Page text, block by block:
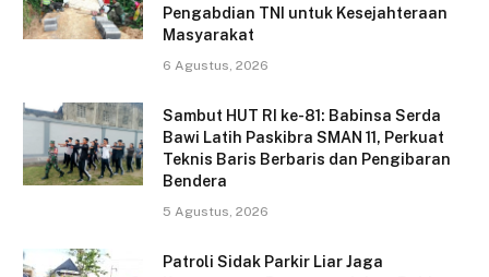
b
o
k
Pengabdian TNI untuk Kesejahteraan
Masyarakat
6 Agustus, 2026
Sambut HUT RI ke-81: Babinsa Serda
Bawi Latih Paskibra SMAN 11, Perkuat
Teknis Baris Berbaris dan Pengibaran
Bendera
5 Agustus, 2026
Patroli Sidak Parkir Liar Jaga